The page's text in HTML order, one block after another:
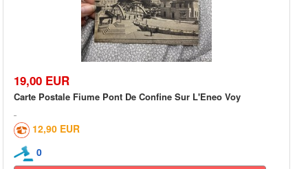
19,00 EUR
Carte Postale Fiume Pont De Confine Sur L'Eneo Voy
12,90 EUR
0